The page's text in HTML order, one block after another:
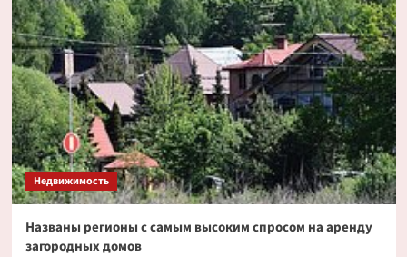
Недвижимость
Названы регионы с самым высоким спросом на аренду
загородных домов